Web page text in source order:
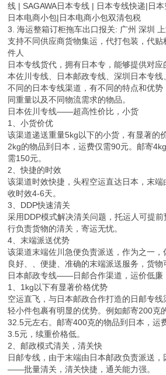
线 | SAGAWA日本专线 | 日本专线快递|日
日本电商小包|日本电商小包双清包税
3. 海运整箱订柜拖车出口报关: 广州 深圳
支持不同供应商货物集运，代打包装，代
件人
日本专线货代，拥有日本专，能够提供对
本佐川专线、日本邮政专线、深圳日本专线
不同的日本专线渠道，有不同的特点和优
同重量以及不同物流需求的物品。
日本佐川专线——超高性价比，小货
1、小货价优
该渠道递送重量5kg以下的小货，有显著的
2kg的物品到日本，运费仅需90元。邮寄
需150元。
2、快捷的时效
该渠道时效快捷，头程空运直达日本，末
收时效4-6天。
3、DDP快速清关
采用DDP模式解决清关问题，托运人可提
行负责货物的清关，寄运无忧。
4、末端派送优势
该渠道末端佐川急便负责派送，作为之一
良好、、便捷、准确的末端派送服务，货物
日本邮政专线——日邮合作渠道，运价低廉
1、1kg以下有显著价格优势
空运直飞，与日本邮政合作打造的日邮专
轻小件包裹有明显的优势。例如邮寄200克
32.5元左右。邮寄400克的物品到日本，运
3.5元，续重价格低。
2、邮政模式清关，清关快
日邮专线，由于末端由日本邮政负责派送
——批量清关，清关快捷，通关能力强。